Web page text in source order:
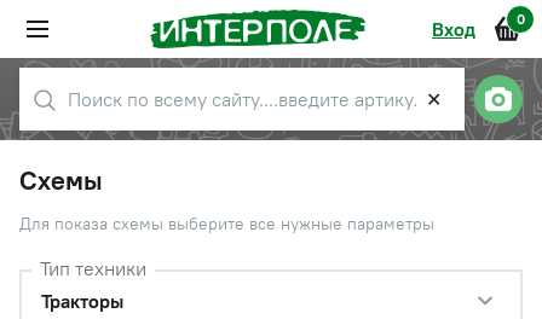
Вход 0
✕
Схемы
Для показа схемы выберите все нужные параметры
Тип техники
Тракторы